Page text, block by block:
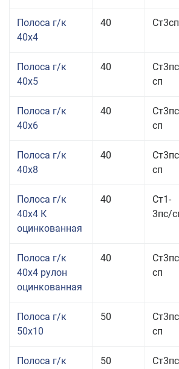
Полоса г/к
40x4
40 Ст3сп
Полоса г/к
40x5
40
сп
Полоса г/к
40x6
40
сп
Полоса г/к
40x8
40
сп
Полоса г/к
40x4 К
оцинкованная
40
Ст1-
3пс/
Полоса г/к
40x4 рулон
оцинкованная
40
сп
Полоса г/к
50x10
50
сп
Полоса г/к
50